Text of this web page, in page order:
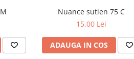
Fb Sister tricou M
Nuance sutien 75 C
15,00 Lei
ADAUGA IN COS